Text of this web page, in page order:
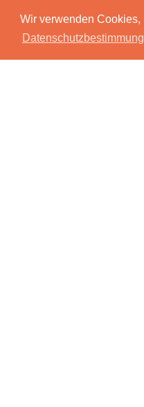
Wir verwenden